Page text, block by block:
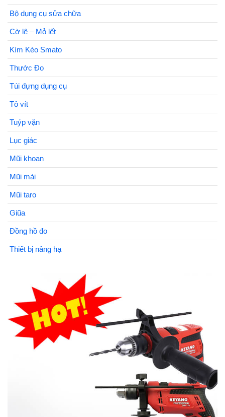
Bộ dụng cụ sửa chữa
Cờ lê – Mỏ lết
Kìm Kéo Smato
Thước Đo
Túi đựng dụng cụ
Tô vít
Tuýp vặn
Lục giác
Mũi khoan
Mũi mài
Mũi taro
Giũa
Đồng hồ đo
Thiết bị nâng hạ